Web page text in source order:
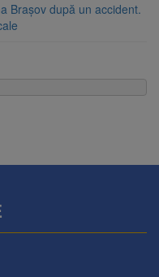
Brașov după un accident.